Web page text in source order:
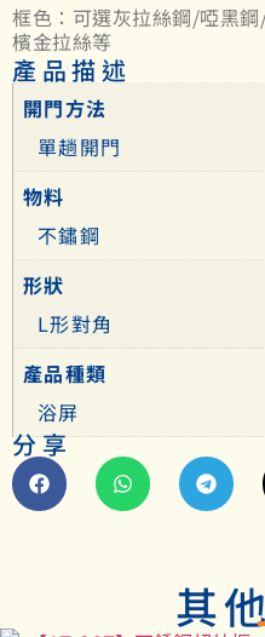
框色：可選灰拉絲鋼/啞黑
檳金拉絲等
產品描述
開門方法
單趟開門
物料
不鏽鋼
形狀
L形對角
產品種類
浴屏
分享
其